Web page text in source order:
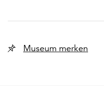
Museum merken